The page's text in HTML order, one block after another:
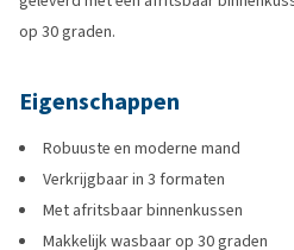
op 30 graden.
Eigenschappen
Robuuste en moderne mand
Verkrijgbaar in 3 formaten
Met afritsbaar binnenkussen
Makkelijk wasbaar op 30 graden